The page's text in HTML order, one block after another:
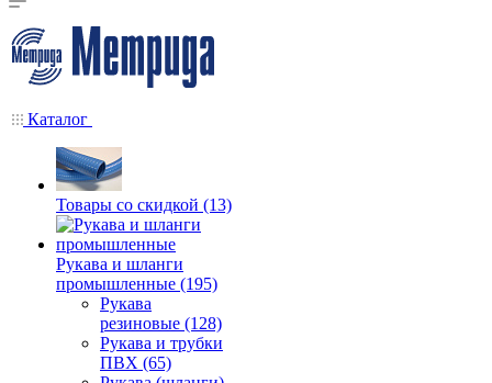
Каталог
Товары со скидкой (13)
Рукава и шланги
промышленные (195)
Рукава
резиновые (128)
Рукава и трубки
ПВХ (65)